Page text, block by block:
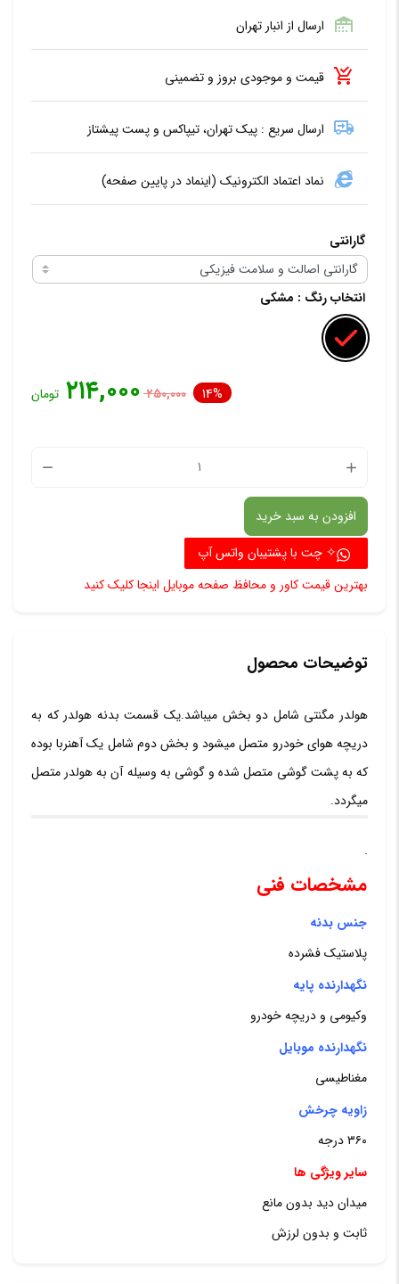
ارسال از انبار تهران
قیمت و موجودی بروز و تضمینی
ارسال سریع : پیک تهران، تیپاکس و پست پیشتاز
نماد اعتماد الکترونیک (اینماد در پایین صفحه)
گارانتی
انتخاب رنگ : مشکی
14% ۲۵۰,۰۰۰ ۲۱۴,۰۰۰ تومان
افزودن به سبد خرید
✧ چت با پشتیبان واتس آپ
بهترین قیمت کاور و محافظ صفحه موبایل اینجا کلیک کنید
توضیحات محصول
هولدر مگنتی شامل دو بخش میباشد.یک قسمت بدنه هولدر که به
دریچه هوای خودرو متصل میشود و بخش دوم شامل یک آهنربا بوده
که به پشت گوشی متصل شده و گوشی به وسیله آن به هولدر متصل
میگردد.
.
مشخصات فنی
جنس بدنه
پلاستیک فشرده
نگهدارنده پایه
وکیومی و دریچه خودرو
نگهدارنده موبایل
مغناطیسی
زاویه چرخش
۳۶۰ درجه
سایر ویژگی ها
میدان دید بدون مانع
ثابت و بدون لرزش